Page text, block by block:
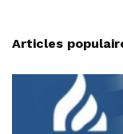
Articles